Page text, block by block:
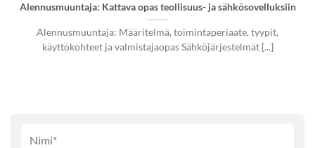
Alennusmuuntaja: Kattava opas teollisuus- ja sähkösovelluksiin
Alennusmuuntaja: Määritelmä, toimintaperiaate, tyypit,
käyttökohteet ja valmistajaopas Sähköjärjestelmät [...]